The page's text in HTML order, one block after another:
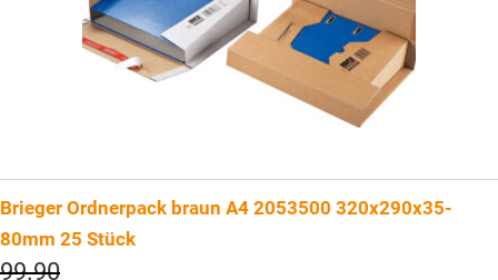
Brieger Ordnerpack braun A4 2053500 320x290x35-
80mm 25 Stück
99.90Ursprünglicher